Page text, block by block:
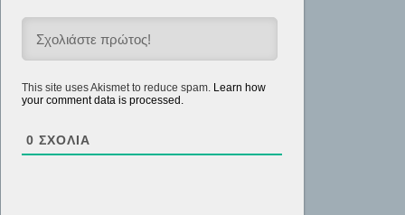
This site uses Akismet to reduce spam. Learn how
your comment data is processed.
0 ΣΧΌΛΙΑ